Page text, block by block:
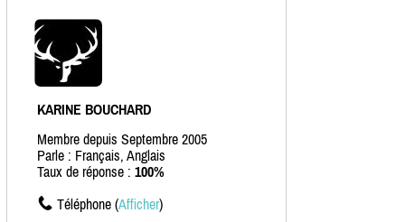
KARINE BOUCHARD
Membre depuis Septembre 2005
Parle : Français, Anglais
Taux de réponse : 100%
Téléphone (Afficher)